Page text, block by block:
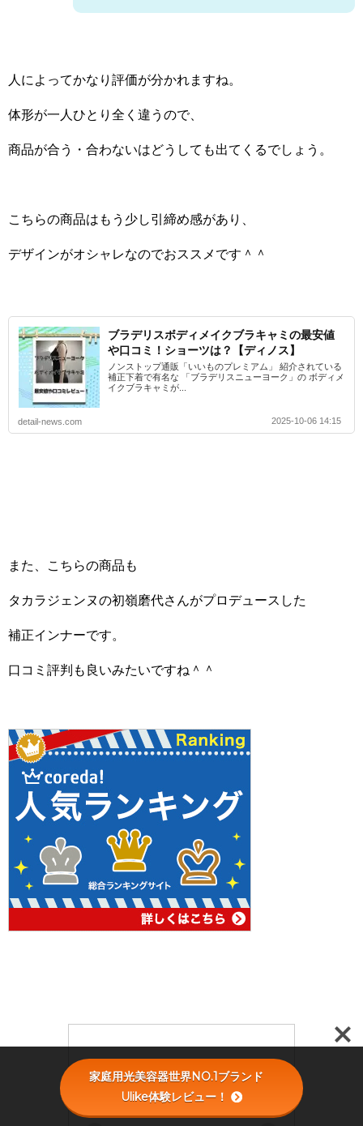
人によってかなり評価が分かれますね。
体形が一人ひとり全く違うので、
商品が合う・合わないはどうしても出てくるでしょう。
こちらの商品はもう少し引締め感があり、
デザインがオシャレなのでおススメです＾＾
ブラデリスボディメイクブラキャミの最安値
や口コミ！ショーツは？【ディノス】
ノンストップ通販「いいものプレミアム」 紹介されている
補正下着で有名な 「ブラデリスニューヨーク」の ボディメ
イクブラキャミが...
detail-news.com 2025-10-06 14:15
また、こちらの商品も
タカラジェンヌの初嶺磨代さんがプロデュースした
補正インナーです。
口コミ評判も良いみたいですね＾＾
家庭用光美容器世界NO.1ブランド
Ulike体験レビュー！